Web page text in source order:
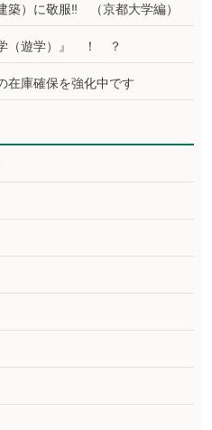
築）に敬服‼ （京都大学編）
学（遊学）』 ！ ？
在庫確保を強化中です